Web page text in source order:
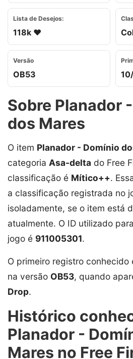
Lista de Desejos:
118k ❤️
Versão
OB53
Sobre Planador
dos Mares
O item Planador - Domínio
categoria Asa-delta do Free
classificação é Mítico++.
a classificação registrada no
isoladamente, se o item está
atualmente. O ID utilizado
jogo é 911005301.
O primeiro registro conhecido
na versão OB53, quando
Drop.
Histórico
Planador -
Mares no Free